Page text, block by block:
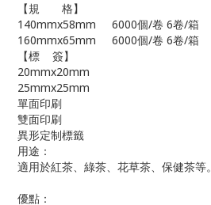
【規 格】
140mmx58mm 6000個/卷 6卷/箱
160mmx65mm 6000個/卷 6卷/箱
【標
簽】
20mmx20mm
25mmx25mm
單面印刷
雙面印刷
異形定制標籤
用途：
適用於紅茶、綠茶、花草茶、保健茶等。
優點：